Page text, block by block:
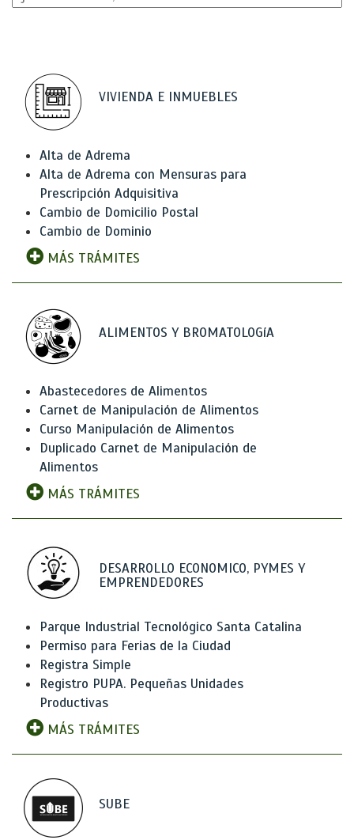
VIVIENDA E INMUEBLES
Alta de Adrema
Alta de Adrema con Mensuras para
Prescripción Adquisitiva
Cambio de Domicilio Postal
Cambio de Dominio
MÁS TRÁMITES
ALIMENTOS Y BROMATOLOGíA
Abastecedores de Alimentos
Carnet de Manipulación de Alimentos
Curso Manipulación de Alimentos
Duplicado Carnet de Manipulación de
Alimentos
MÁS TRÁMITES
DESARROLLO ECONOMICO, PYMES Y
EMPRENDEDORES
Parque Industrial Tecnológico Santa Catalina
Permiso para Ferias de la Ciudad
Registra Simple
Registro PUPA. Pequeñas Unidades
Productivas
MÁS TRÁMITES
SUBE